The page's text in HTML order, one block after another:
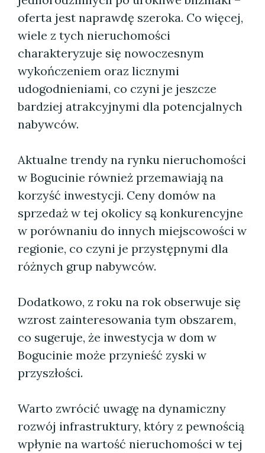
oferta jest naprawdę szeroka. Co więcej,
wiele z tych nieruchomości
charakteryzuje się nowoczesnym
wykończeniem oraz licznymi
udogodnieniami, co czyni je jeszcze
bardziej atrakcyjnymi dla potencjalnych
nabywców.
Aktualne trendy na rynku nieruchomości
w Bogucinie również przemawiają na
korzyść inwestycji. Ceny domów na
sprzedaż w tej okolicy są konkurencyjne
w porównaniu do innych miejscowości w
regionie, co czyni je przystępnymi dla
różnych grup nabywców.
Dodatkowo, z roku na rok obserwuje się
wzrost zainteresowania tym obszarem,
co sugeruje, że inwestycja w dom w
Bogucinie może przynieść zyski w
przyszłości.
Warto zwrócić uwagę na dynamiczny
rozwój infrastruktury, który z pewnością
wpłynie na wartość nieruchomości w tej